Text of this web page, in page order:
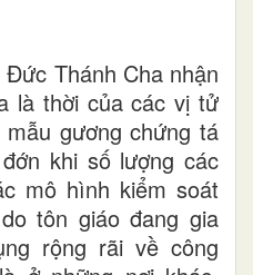
Thánh Cha nhận
là thời của các vị tử
gương chứng tá
khi số lượng các
mô hình kiểm soát
tôn giáo đang gia
rộng rãi về công